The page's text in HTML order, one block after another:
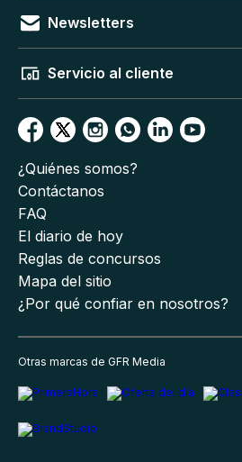
Newsletters
Servicio al cliente
¿Quiénes somos?
Contáctanos
FAQ
El diario de hoy
Reglas de concursos
Mapa del sitio
¿Por qué confiar en nosotros?
Otras marcas de GFR Media